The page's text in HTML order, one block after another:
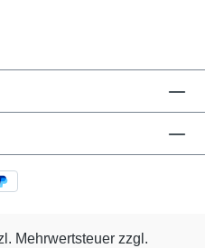
Mehrwertsteuer zzgl.